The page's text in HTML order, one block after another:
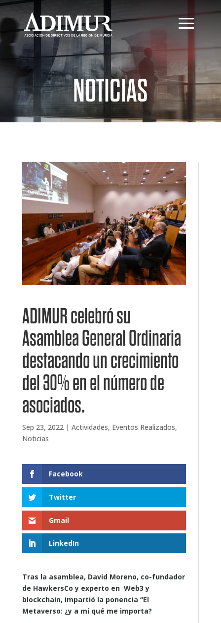
NOTICIAS
ADIMUR celebró su
Asamblea General Ordinaria
destacando un crecimiento
del 30% en el número de
asociados.
Sep 23, 2022| Actividades, Eventos Realizados,
Noticias
Facebook
Twitter
Gmail
LinkedIn
Tras la asamblea, David Moreno, co-fundador
de HawkersCo y experto en Web3 y
blockchain, impartió la ponencia “El
Metaverso: ¿y a mi qué me importa?